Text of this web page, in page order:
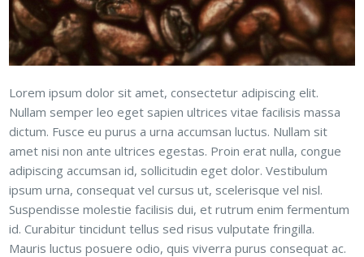
Lorem ipsum dolor sit amet, consectetur adipiscing elit.
Nullam semper leo eget sapien ultrices vitae facilisis massa
dictum. Fusce eu purus a urna accumsan luctus. Nullam sit
amet nisi non ante ultrices egestas. Proin erat nulla, congue
adipiscing accumsan id, sollicitudin eget dolor. Vestibulum
ipsum urna, consequat vel cursus ut, scelerisque vel nisl.
Suspendisse molestie facilisis dui, et rutrum enim fermentum
id. Curabitur tincidunt tellus sed risus vulputate fringilla.
Mauris luctus posuere odio, quis viverra purus consequat ac.